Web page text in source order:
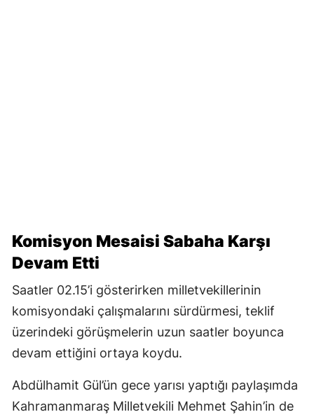
Komisyon Mesaisi Sabaha Karşı
Devam Etti
Saatler 02.15’i gösterirken milletvekillerinin
komisyondaki çalışmalarını sürdürmesi, teklif
üzerindeki görüşmelerin uzun saatler boyunca
devam ettiğini ortaya koydu.
Abdülhamit Gül’ün gece yarısı yaptığı paylaşımda
Kahramanmaraş Milletvekili Mehmet Şahin’in de